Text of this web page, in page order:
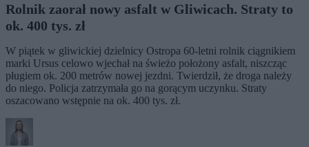
Rolnik zaorał nowy asfalt w Gliwicach. Straty to
ok. 400 tys. zł
W piątek w gliwickiej dzielnicy Ostropa 60-letni rolnik ciągnikiem
marki Ursus celowo wjechał na świeżo położony asfalt, niszcząc
pługiem ok. 200 metrów nowej jezdni. Twierdził, że droga należy
do niego. Policja zatrzymała go na gorącym uczynku. Straty
oszacowano wstępnie na ok. 400 tys. zł.